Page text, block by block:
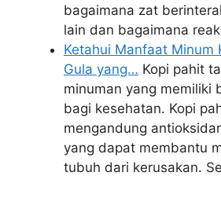
bagaimana zat
lain dan bagaimana
Ketahui Manfaat Minum
Gula yang… Kopi pahit
minuman yang memiliki
bagi kesehatan. Kopi
mengandung
yang dapat membantu
tubuh dari kerusakan.